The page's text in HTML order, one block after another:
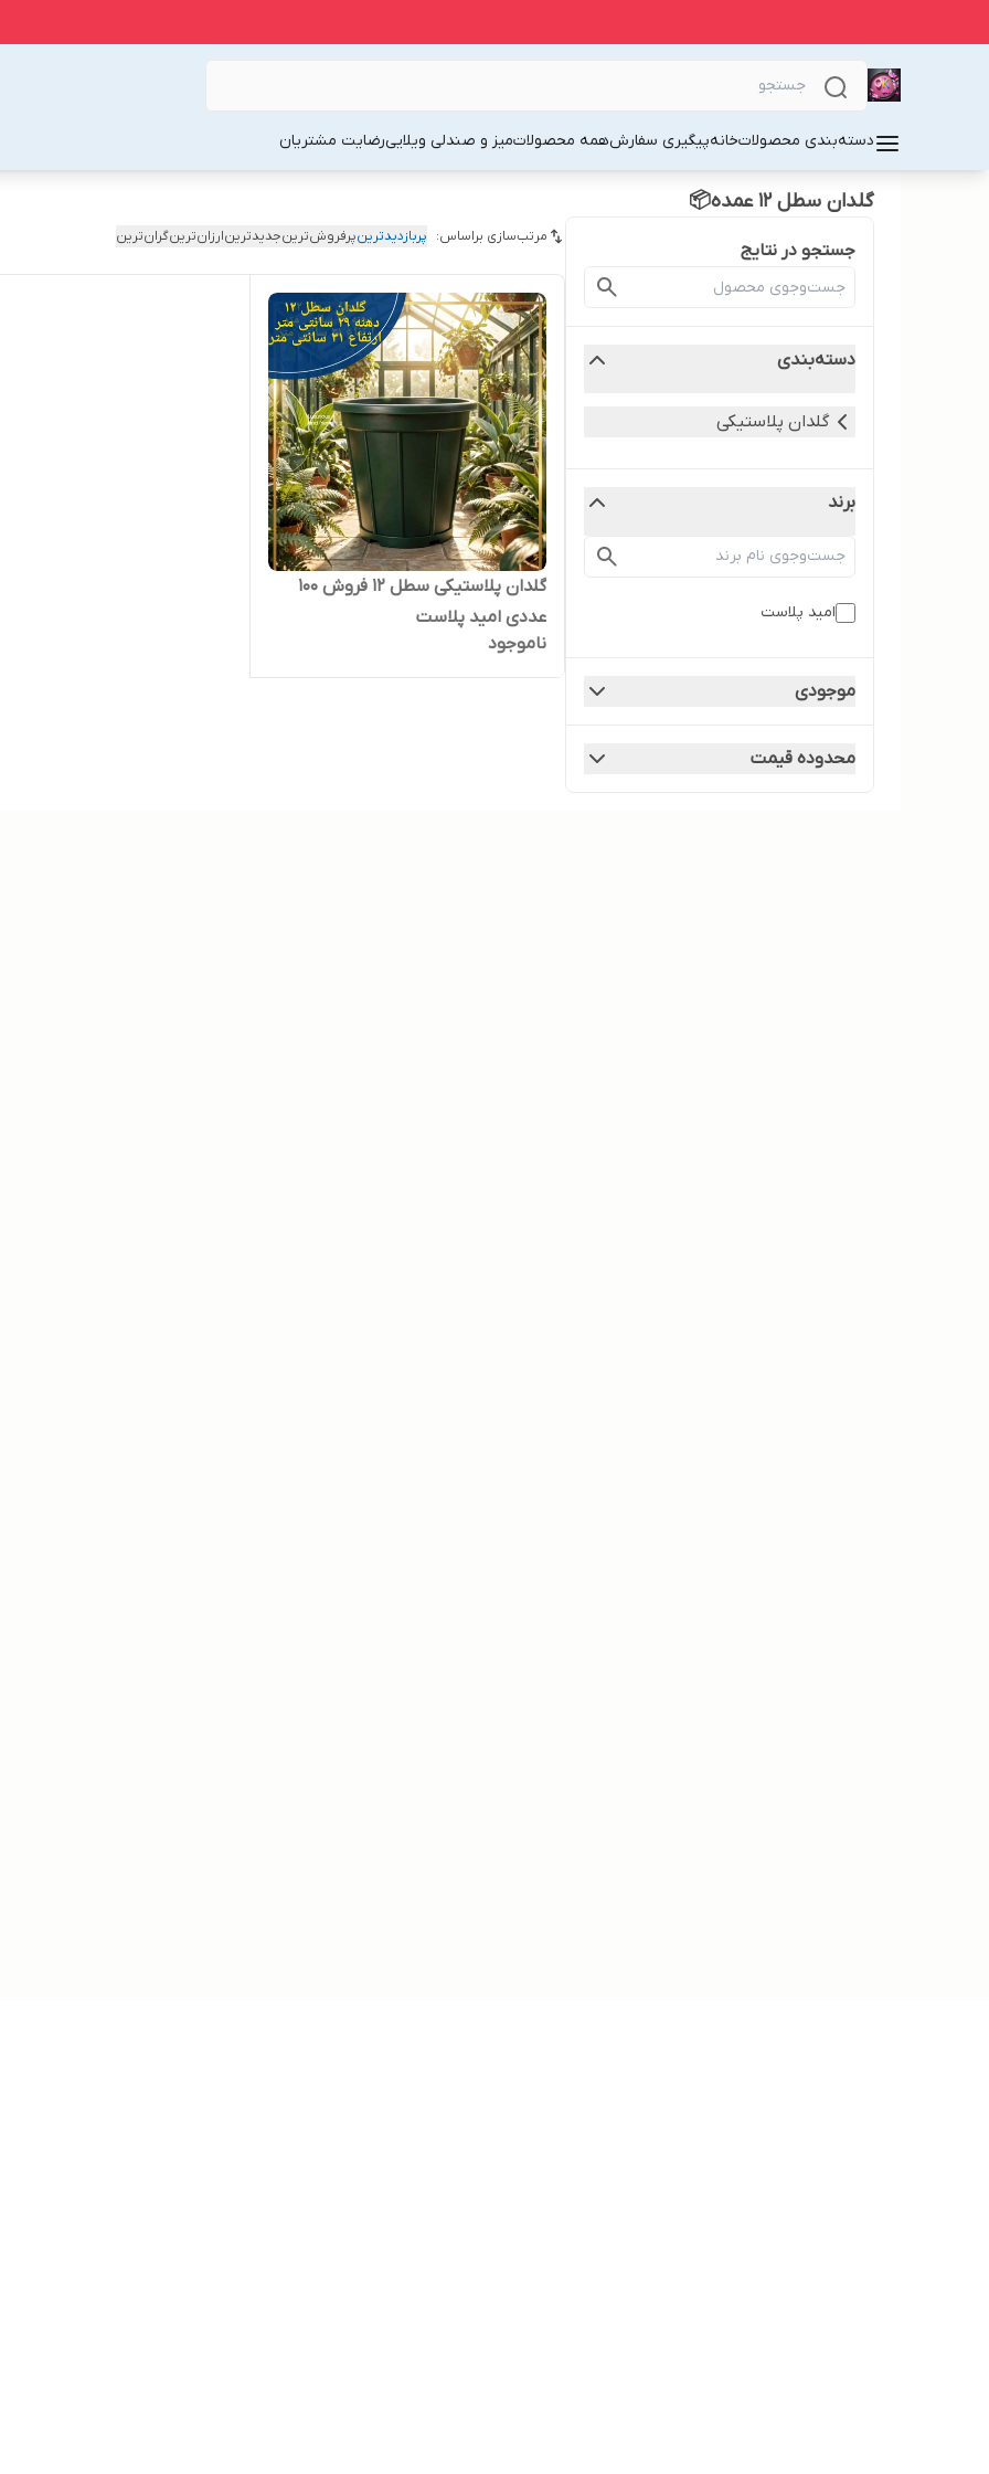
دسته‌بندی محصولاتخانهپیگیری سفارشهمه محصولاتمیز و صندلی ویلاییرضایت مشتریان
گلدان سطل ۱۲ عمده📦
جستجو در نتایج
دسته‌بندی
گلدان پلاستیکی
برند
امید پلاست
موجودی
محدوده قیمت
مرتب‌سازی براساس: پربازدیدترینپرفروش‌ترینجدیدترینارزان‌ترینگران‌ترین
گلدان پلاستیکی سطل ۱۲ فروش ۱۰۰
عددی امید پلاست
ناموجود